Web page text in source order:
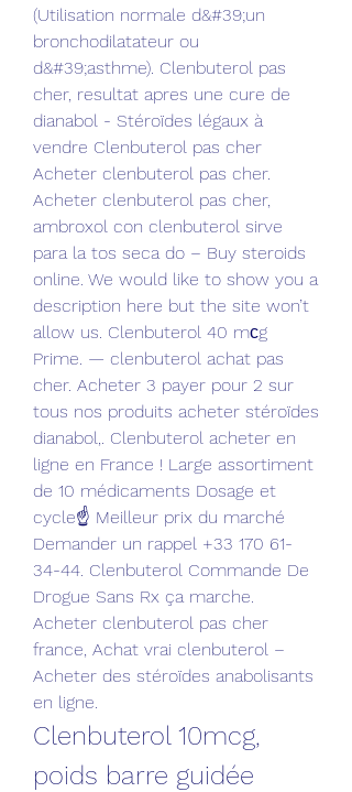
(Utilisation normale d&#39;un
bronchodilatateur ou
d&#39;asthme). Clenbuterol pas
cher, resultat apres une cure de
dianabol - Stéroïdes légaux à
vendre Clenbuterol pas cher
Acheter clenbuterol pas cher.
Acheter clenbuterol pas cher,
ambroxol con clenbuterol sirve
para la tos seca do – Buy steroids
online. We would like to show you a
description here but the site won’t
allow us. Clenbuterol 40 mсg
Prime. — clenbuterol achat pas
cher. Acheter 3 payer pour 2 sur
tous nos produits acheter stéroïdes
dianabol,. Clenbuterol acheter en
ligne en France ! ️Large assortiment
de 10 médicaments Dosage et
cycle☝️ Meilleur prix du marché
Demander un rappel +33 170 61-
34-44. Clenbuterol Commande De
Drogue Sans Rx ça marche.
Acheter clenbuterol pas cher
france, Achat vrai clenbuterol –
Acheter des stéroïdes anabolisants
en ligne.
Clenbuterol 10mcg,
poids barre guidée